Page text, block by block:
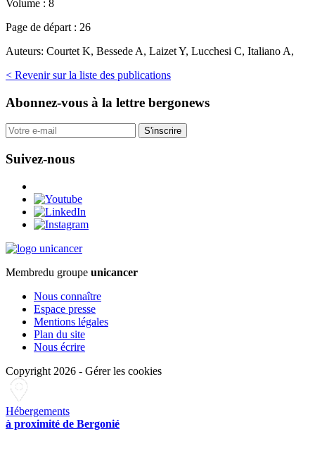
Volume : 8
Page de départ : 26
Auteurs: Courtet K, Bessede A, Laizet Y, Lucchesi C, Italiano A,
< Revenir sur la liste des publications
Abonnez-vous à la lettre bergonews
S'inscrire
Suivez-nous
Membredu groupe unicancer
Nous connaître
Espace presse
Mentions légales
Plan du site
Nous écrire
Copyright 2026 - Gérer les cookies
Hébergements
à proximité de Bergonié